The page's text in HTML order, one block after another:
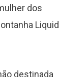
dos
Liquid
destinada